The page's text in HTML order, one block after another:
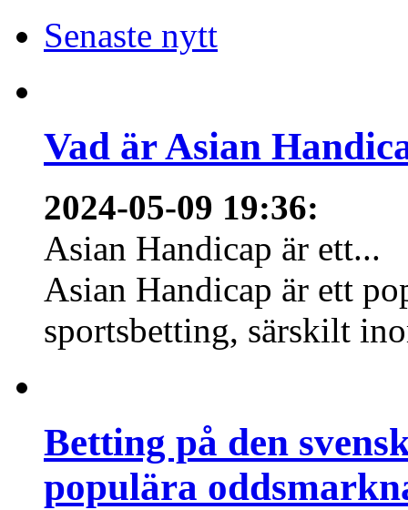
Senaste nytt
Vad är Asian
2024-05-09 19:36:
Asian Handicap är ett...
Asian Handicap är ett
sportsbetting, särskilt
Betting på den
populära